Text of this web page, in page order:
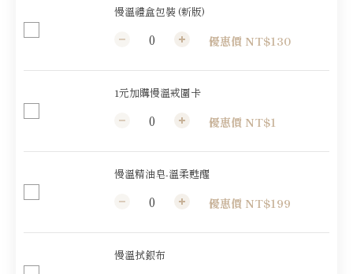
慢溫禮盒包裝 (新版)
優惠價 NT$130
1元加購慢溫戒圍卡
優惠價 NT$1
慢溫精油皂-溫柔甦醒
優惠價 NT$199
慢溫拭銀布